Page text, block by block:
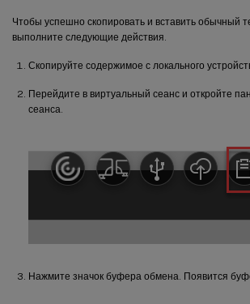
Чтобы успешно скопировать и вставить обычный
выполните следующие действия.
Скопируйте содержимое с локального
Перейдите в виртуальный сеанс и откройте
сеанса.
Нажмите значок буфера обмена. Появится